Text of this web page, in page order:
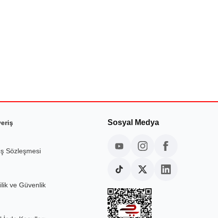
Sözleşmesi
ve Güvenlik
Sosyal Medya